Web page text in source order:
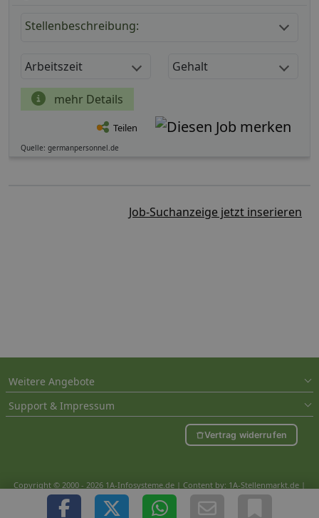
Stellenbeschreibung:
Arbeitszeit Gehalt
mehr Details
Teilen
Quelle: germanpersonnel.de
Job-Suchanzeige jetzt inserieren
Weitere Angebote
Support & Impressum
Vertrag widerrufen
Copyright © 2000 - 2026 1A-Infosysteme.de | Content by: 1A-Stellenmarkt.de |
08.08.2026| CFo: nur_Artikel|SEO_anpassung ( 0.792)